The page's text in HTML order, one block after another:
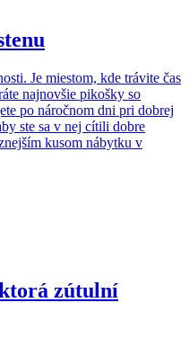
Je miestom, kde trávite čas
najnovšie pikošky so
po náročnom dni pri dobrej
ste sa v nej cítili dobre
kusom nábytku v
zútulní